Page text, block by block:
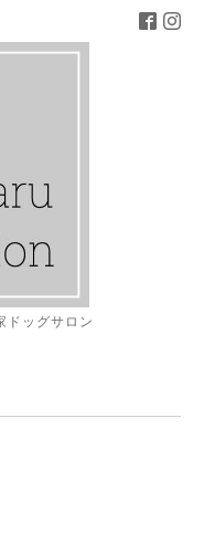
ドッグサロン